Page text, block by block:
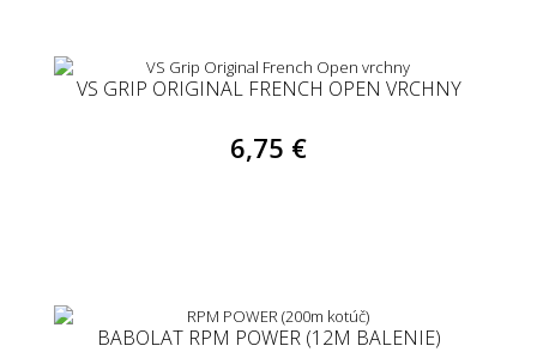
VS GRIP ORIGINAL FRENCH OPEN VRCHNY
6,75 €
BABOLAT RPM POWER (12M BALENIE)